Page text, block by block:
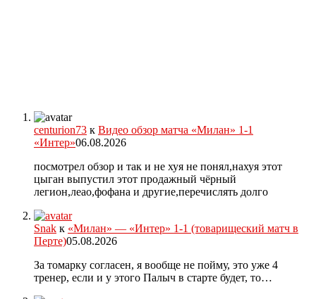
centurion73 к Видео обзор матча «Милан» 1-1
«Интер»06.08.2026
посмотрел обзор и так и не хуя не понял,нахуя этот
цыган выпустил этот продажный чёрный
легион,леао,фофана и другие,перечислять долго
Snak к «Милан» — «Интер» 1-1 (товарищеский матч в
Перте)05.08.2026
За томарку согласен, я вообще не пойму, это уже 4
тренер, если и у этого Палыч в старте будет, то…